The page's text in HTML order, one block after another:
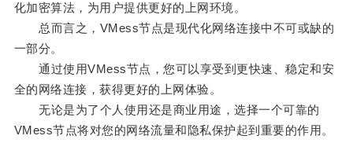
化加密算法，为用户提供更好的上网环境。
总而言之，VMess节点是现代化网络连接中不可或缺的
一部分。
通过使用VMess节点，您可以享受到更快速、稳定和安
全的网络连接，获得更好的上网体验。
无论是为了个人使用还是商业用途，选择一个可靠的
VMess节点将对您的网络流量和隐私保护起到重要的作用。